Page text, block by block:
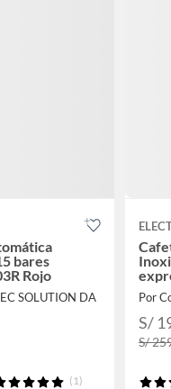
bares
Rojo
SOLUTION DA
(1)
Por
S/
S/